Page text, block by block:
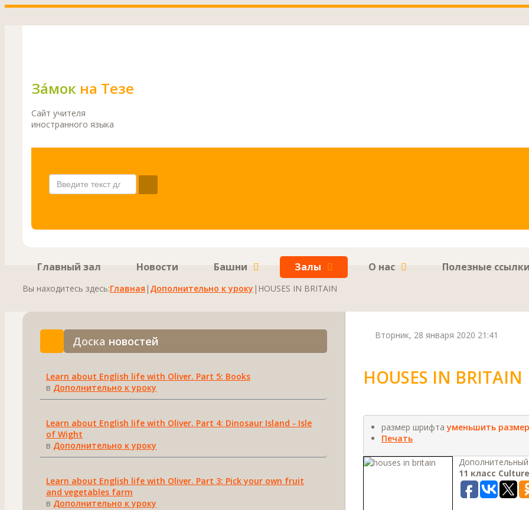
Зáмок на Тезе
Сайт учителя
иностранного языка
Главный зал Новости Башни Залы О нас Полезные
Вы находитесь здесь:Главная | Дополнительно к уроку | HOUSES IN BRITAIN
Доска новостей
Learn about English life with Oliver. Part 5: Books
в Дополнительно к уроку
Learn about English life with Oliver. Part 4: Dinosaur Island - Isle
of Wight
в Дополнительно к уроку
Learn about English life with Oliver. Part 3: Pick your own fruit
and vegetables farm
в Дополнительно к уроку
Вторник, 28 января 2020 21:41
HOUSES IN BRITAIN
размер шрифта уменьшить
Печать
11 класс